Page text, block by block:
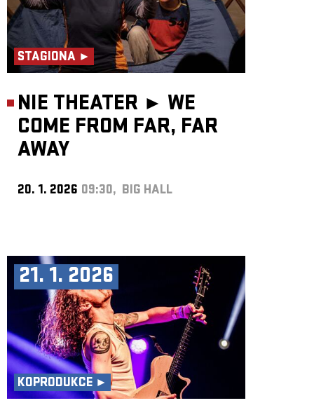
STAGIONA ►
NIE THEATER ► WE
COME FROM FAR, FAR
AWAY
20. 1. 2026 09:30, BIG HALL
21. 1. 2026
KOPRODUKCE ►